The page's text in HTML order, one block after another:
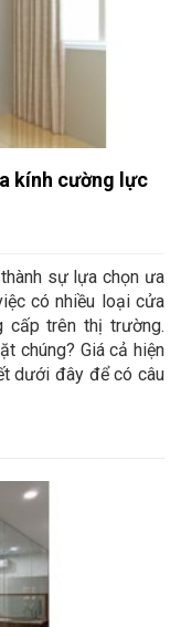
kính cường lực
sự lựa chọn ưa
có nhiều loại cửa
cấp trên thị trường.
chúng? Giá cả hiện
dưới đây để có câu